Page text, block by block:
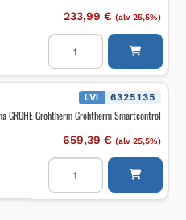
233,99 € (alv 25,5%)
Käyttökahva
GROHE
ja
suihkuvarusteet
määrä LVI 6325135
GROHE Grohtherm Grohtherm Smartcontrol
659,39 € (alv 25,5%)
Suihkuhana
GROHE
Grohtherm